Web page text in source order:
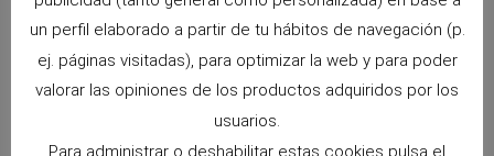
Aves
Canarios
un perfil elaborado a partir de tu hábitos de navegación (p.
ej. páginas visitadas), para optimizar la web y para poder
valorar las opiniones de los productos adquiridos por los
usuarios.
Para administrar o deshabilitar estas cookies pulsa el